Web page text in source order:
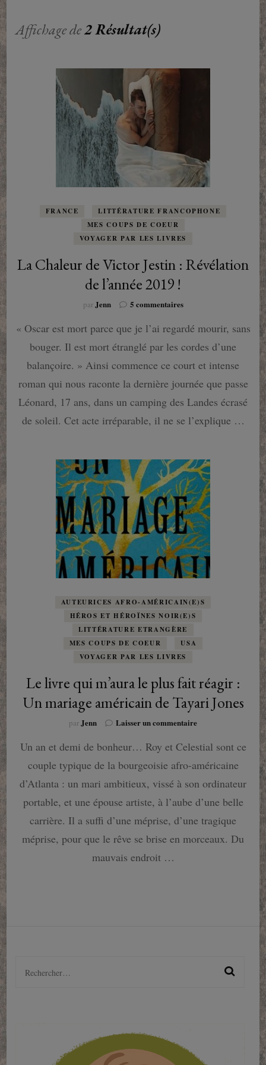
Affichage de2 Résultat(s)
FRANCE
LITTÉRATURE FRANCOPHONE
MES COUPS DE COEUR
VOYAGER PAR LES LIVRES
La Chaleur de Victor Jestin : Révélation
de l’année 2019 !
parJenn 5 commentairessur
Chaleur
Victor
Jestin
Révélation
de
2019
« Oscar est mort parce que je l’ai regardé mourir, sans
bouger. Il est mort étranglé par les cordes d’une
balançoire. » Ainsi commence ce court et intense
roman qui nous raconte la dernière journée que passe
Léonard, 17 ans, dans un camping des Landes écrasé
de soleil. Cet acte irréparable, il ne se l’explique …
AUTEURICES AFRO-AMÉRICAIN(E)S
HÉROS ET HÉROÏNES NOIR(E)S
LITTÉRATURE ETRANGÈRE
MES COUPS DE COEUR
USA
VOYAGER PAR LES LIVRES
Le livre qui m’aura le plus fait réagir :
Un mariage américain de Tayari Jones
parJenn Laisser un commentairesur
livre
m’aura
le
fait
réagir
Un
Un an et demi de bonheur… Roy et Celestial sont ce
couple typique de la bourgeoisie afro-américaine
d’Atlanta : un mari ambitieux, vissé à son ordinateur
portable, et une épouse artiste, à l’aube d’une belle
carrière. Il a suffi d’une méprise, d’une tragique
méprise, pour que le rêve se brise en morceaux. Du
mauvais endroit …
Rechercher :